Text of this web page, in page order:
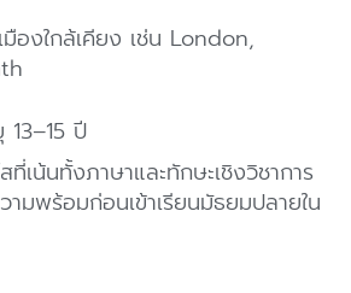
องใกล้เคียง เช่น London,
ปี
เน้นทั้งภาษาและทักษะเชิงวิชาการ
มพร้อมก่อนเข้าเรียนมัธยมปลายใน